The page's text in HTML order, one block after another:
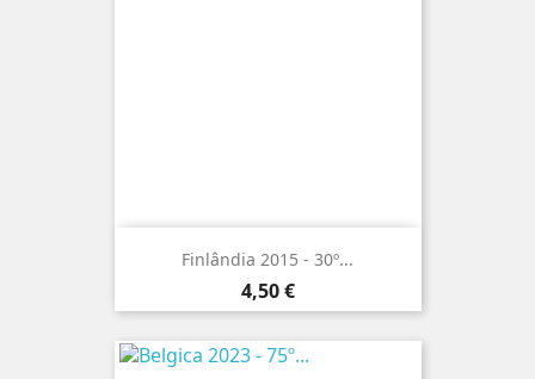
Finlândia 2015 - 30º...
Preço
4,50 €